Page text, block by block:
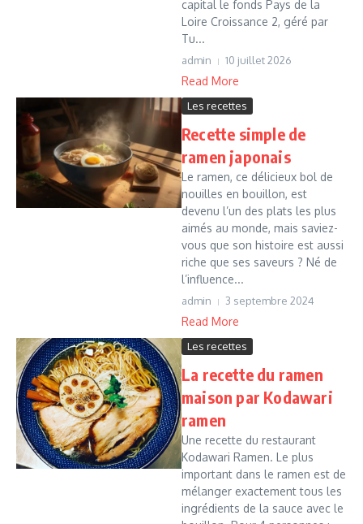
capital le fonds Pays de la
Loire Croissance 2, géré par
Tu...
admin 10 juillet 2026
Read More
Les recettes
Recette simple de
ramen japonais
Le ramen, ce délicieux bol de
nouilles en bouillon, est
devenu l’un des plats les plus
aimés au monde, mais saviez-
vous que son histoire est aussi
riche que ses saveurs ? Né de
l’influence...
admin 3 septembre 2024
Read More
Les recettes
La recette du ramen
maison par Kodawari
ramen
Une recette du restaurant
Kodawari Ramen. Le plus
important dans le ramen est de
mélanger exactement tous les
ingrédients de la sauce avec le